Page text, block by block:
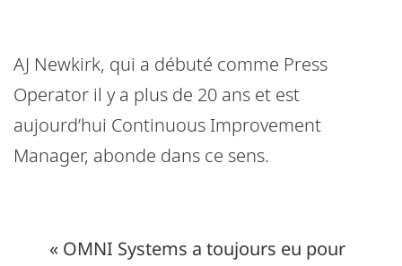
AJ Newkirk, qui a débuté comme Press
Operator il y a plus de 20 ans et est
aujourd’hui Continuous Improvement
Manager, abonde dans ce sens.
« OMNI Systems a toujours eu pour